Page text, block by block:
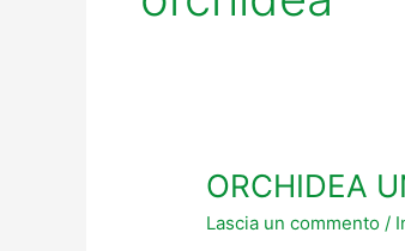
ORCHIDEA
Lascia un commento /
ORCHIDEA
2019